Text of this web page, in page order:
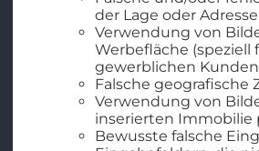
der Lage oder Adresse
Verwendung von
Werbefläche (speziell
gewerblichen
Falsche geografische
Verwendung von
inserierten Immobilie
Bewusste falsche